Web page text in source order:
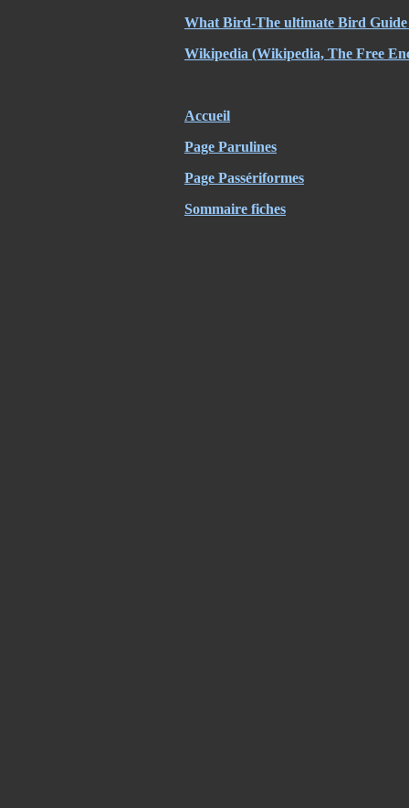
What Bird-The ultimate Bird Guide
Wikipedia (Wikipedia, The Free
Accueil
Page Parulines
Page Passériformes
Sommaire fiches